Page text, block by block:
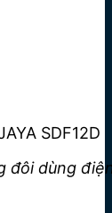
SDF12D
đôi dùng